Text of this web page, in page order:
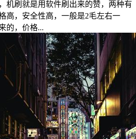
机刷就是用软件刷出来的赞，两种有
高，安全性高，一般是2毛左右一
的，价格...